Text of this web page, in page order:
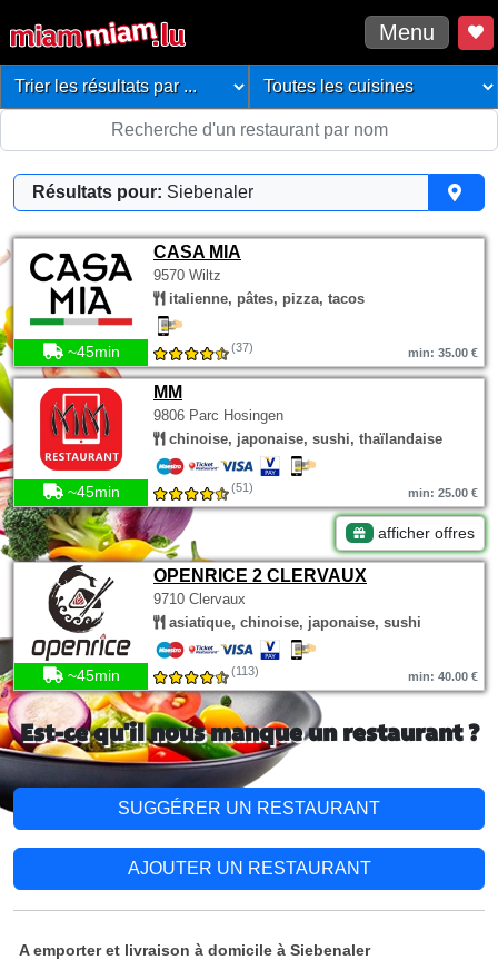
Menu
Résultats pour: Siebenaler
CASA MIA
9570 Wiltz
italienne, pâtes, pizza, tacos
~45min (37) min: 35.00 €
MM
9806 Parc Hosingen
chinoise, japonaise, sushi, thaïlandaise
~45min (51) min: 25.00 €
afficher offres
OPENRICE 2 CLERVAUX
9710 Clervaux
asiatique, chinoise, japonaise, sushi
~45min (113) min: 40.00 €
Est-ce qu'il nous manque un restaurant ?
SUGGÉRER UN RESTAURANT
AJOUTER UN RESTAURANT
A emporter et livraison à domicile à Siebenaler